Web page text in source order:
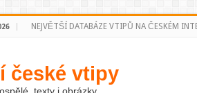
NEJVĚTŠÍ DATABÁZE VTIPŮ NA ČESKÉM
české vtipy